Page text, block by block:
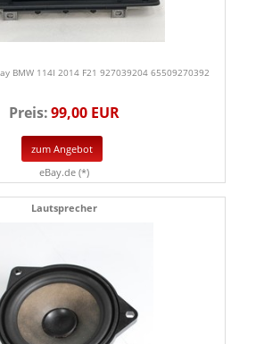
BMW 114I 2014 F21 927039204 65509270392
Preis:99,00 EUR
zum Angebot
eBay.de (*)
Lautsprecher